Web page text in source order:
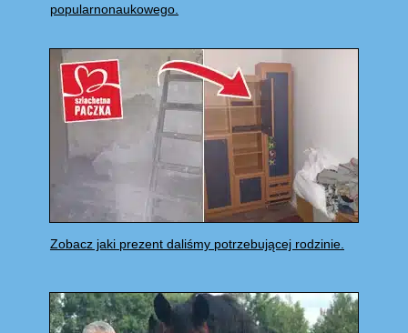
popularnonaukowego.
Zobacz jaki prezent daliśmy potrzebującej rodzinie.